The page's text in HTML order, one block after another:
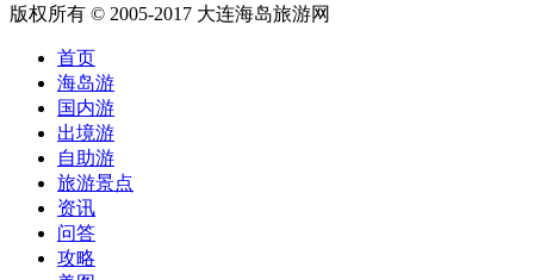
版权所有 © 2005-2017 大连海岛旅游网
首页
海岛游
国内游
出境游
自助游
旅游景点
资讯
问答
攻略